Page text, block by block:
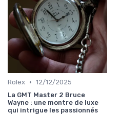
Rolex • 12/12/2025
La GMT Master 2 Bruce
Wayne : une montre de luxe
qui intrigue les passionnés